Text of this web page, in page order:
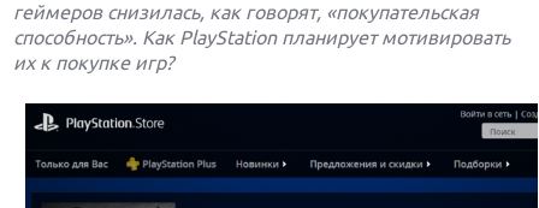
геймеров снизилась, как говорят, «покупательская
способность». Как PlayStation планирует мотивировать
их к покупке игр?